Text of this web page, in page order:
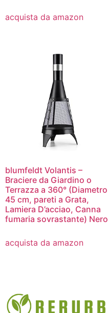
acquista da amazon
blumfeldt Volantis –
Braciere da Giardino o
Terrazza a 360° (Diametro
45 cm, pareti a Grata,
Lamiera D’acciao, Canna
fumaria sovrastante) Nero
acquista da amazon